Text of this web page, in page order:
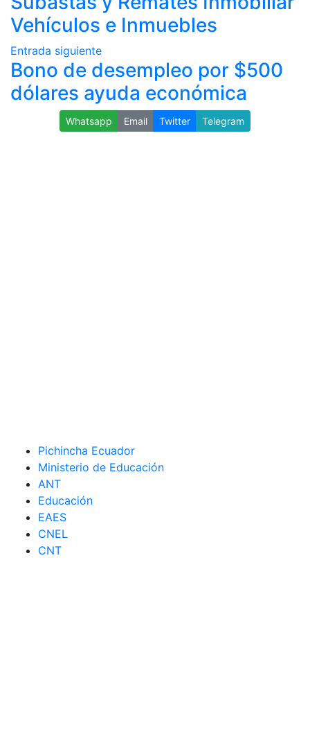
Vehículos e Inmuebles
Entrada siguiente
Bono de desempleo por $500
dólares ayuda económica
Whatsapp Email Twitter Telegram
Pichincha Ecuador
Ministerio de Educación
ANT
Educación
EAES
CNEL
CNT